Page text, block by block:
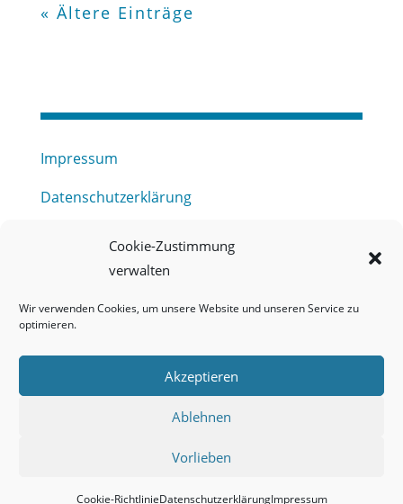
Cookie-Zustimmung
verwalten
Wir verwenden Cookies, um unsere Website und unseren Service zu
optimieren.
Akzeptieren
Ablehnen
Vorlieben
Cookie-RichtlinieDatenschutzerklärungImpressum
« Ältere Einträge
Impressum
Datenschutzerklärung
Haftungsausschluss
Barrierefreiheitserklärung
Meldestelle (HinSchG) des Erftverbandes
Onlineportal Grundwassernutzung